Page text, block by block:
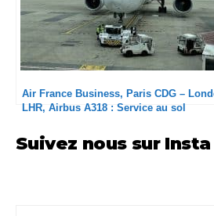
Air France Business, Paris CDG –
LHR, Airbus A318 : Service au sol
Suivez nous sur Insta